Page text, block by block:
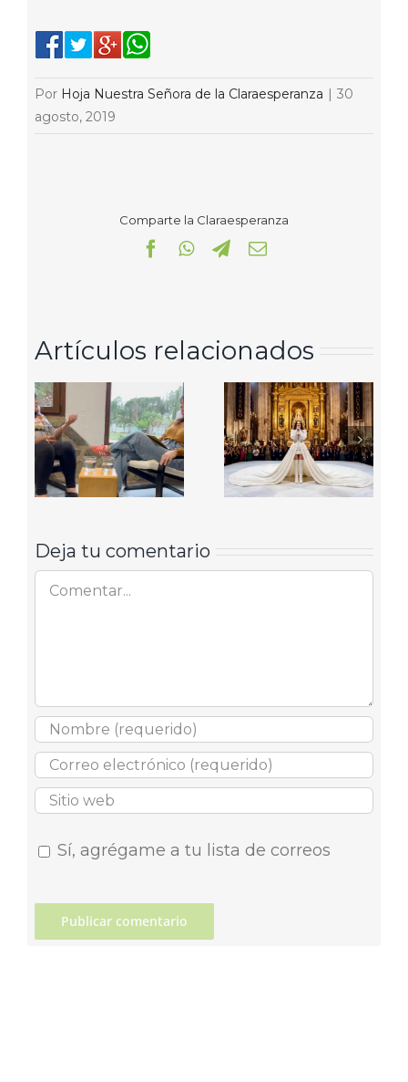
Por Hoja Nuestra Señora de la Claraesperanza
30
agosto, 2019
Comparte la Claraesperanza
Facebook
WhatsApp
Telegram
Correo
Artículos relacionados
Deja tu comentario
Comentar
Sí, agrégame a tu lista de correos